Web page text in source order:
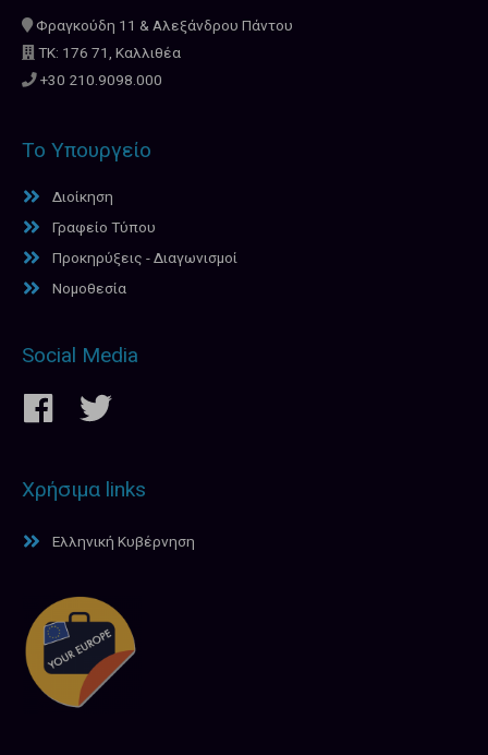
Φραγκούδη 11 & Αλεξάνδρου Πάντου
ΤΚ: 176 71, Καλλιθέα
+30 210.9098.000
Το Υπουργείο
Διοίκηση
Γραφείο Τύπου
Προκηρύξεις - Διαγωνισμοί
Νομοθεσία
Social Media
Χρήσιμα links
Ελληνική Κυβέρνηση